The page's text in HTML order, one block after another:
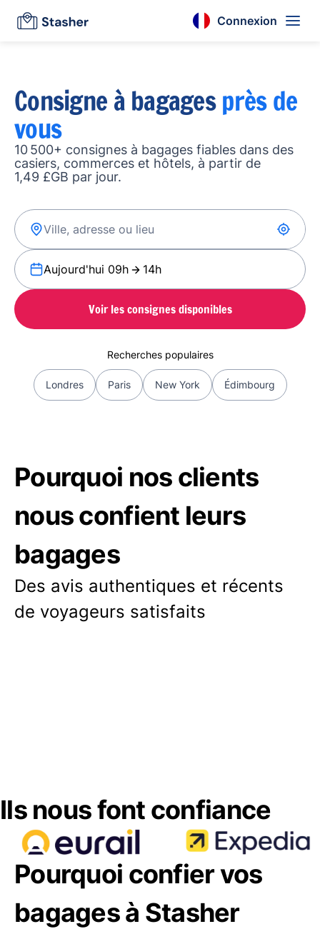
Connexion
Consigne à bagagesprès de
vous
10 500+ consignes à bagages fiables dans des
casiers, commerces et hôtels, à partir de
1,49 £GB par jour.
Aujourd'hui 09h 14h
Voir les consignes disponibles
Recherches populaires
Londres Paris New York Édimbourg
Pourquoi nos clients
nous confient leurs
bagages
Des avis authentiques et récents
de voyageurs satisfaits
Ils nous font confiance
Pourquoi confier vos
bagages à Stasher